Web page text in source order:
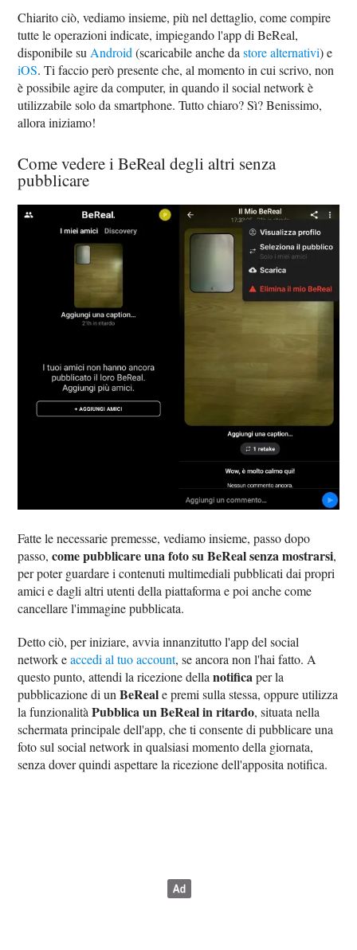
Chiarito ciò, vediamo insieme, più nel dettaglio, come compire
tutte le operazioni indicate, impiegando l'app di BeReal,
disponibile su Android (scaricabile anche dastore alternativi) e
iOS. Ti faccio però presente che, al momento in cui scrivo, non
è possibile agire da computer, in quando il social network è
utilizzabile solo da smartphone. Tutto chiaro? Sì? Benissimo,
allora iniziamo!
Come vedere i BeReal degli altri senza
pubblicare
Fatte le necessarie premesse, vediamo insieme, passo dopo
passo,come pubblicare una foto su BeReal senza mostrarsi,
per poter guardare i contenuti multimediali pubblicati dai propri
amici e dagli altri utenti della piattaforma e poi anche come
cancellare l'immagine pubblicata.
Detto ciò, per iniziare, avvia innanzitutto l'app del social
network eaccedi al tuo account, se ancora non l'hai fatto. A
questo punto, attendi la ricezione dellanotificaper la
pubblicazione di unBeReale premi sulla stessa, oppure utilizza
la funzionalitàPubblica un BeReal in ritardo, situata nella
schermata principale dell'app, che ti consente di pubblicare una
foto sul social network in qualsiasi momento della giornata,
senza dover quindi aspettare la ricezione dell'apposita notifica.